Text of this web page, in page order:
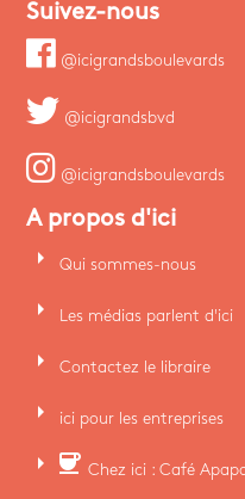
Suivez-nous
@icigrandsboulevards
@icigrandsbvd
@icigrandsboulevards
A propos d'ici
arrow_right Qui sommes-nous
arrow_right Les médias parlent d'ici
arrow_right Contactez le libraire
arrow_right ici pour les entreprises
arrow_right coffee Chez ici : Café